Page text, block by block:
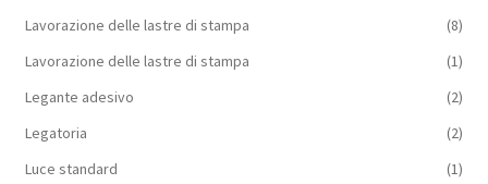
Lavorazione delle lastre di stampa
(8)
Lavorazione delle lastre di stampa
(1)
Legante adesivo
(2)
Legatoria
(2)
Luce standard
(1)